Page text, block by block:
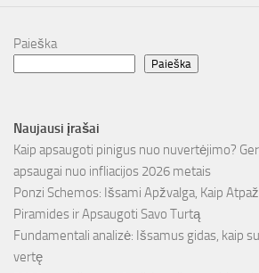
Paieška
Paieška
Naujausi įrašai
Kaip apsaugoti pinigus nuo nuvertėjimo?
apsaugai nuo infliacijos 2026 metais
Ponzi Schemos: Išsami Apžvalga, Kaip
Piramides ir Apsaugoti Savo Turtą
Fundamentali analizė: Išsamus gidas, kaip
vertę